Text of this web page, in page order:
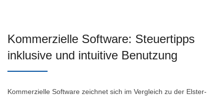
Kommerzielle Software: Steuertipps
inklusive und intuitive Benutzung
Kommerzielle Software zeichnet sich im Vergleich zu der Elster-